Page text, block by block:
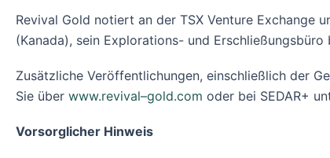
Revival Gold notiert an der TSX Venture Exchange
(Kanada), sein Explorations- und
Zusätzliche Veröffentlichungen, einschließlich der
Sie über www.revival–gold.com oder bei SEDAR+
Vorsorglicher Hinweis